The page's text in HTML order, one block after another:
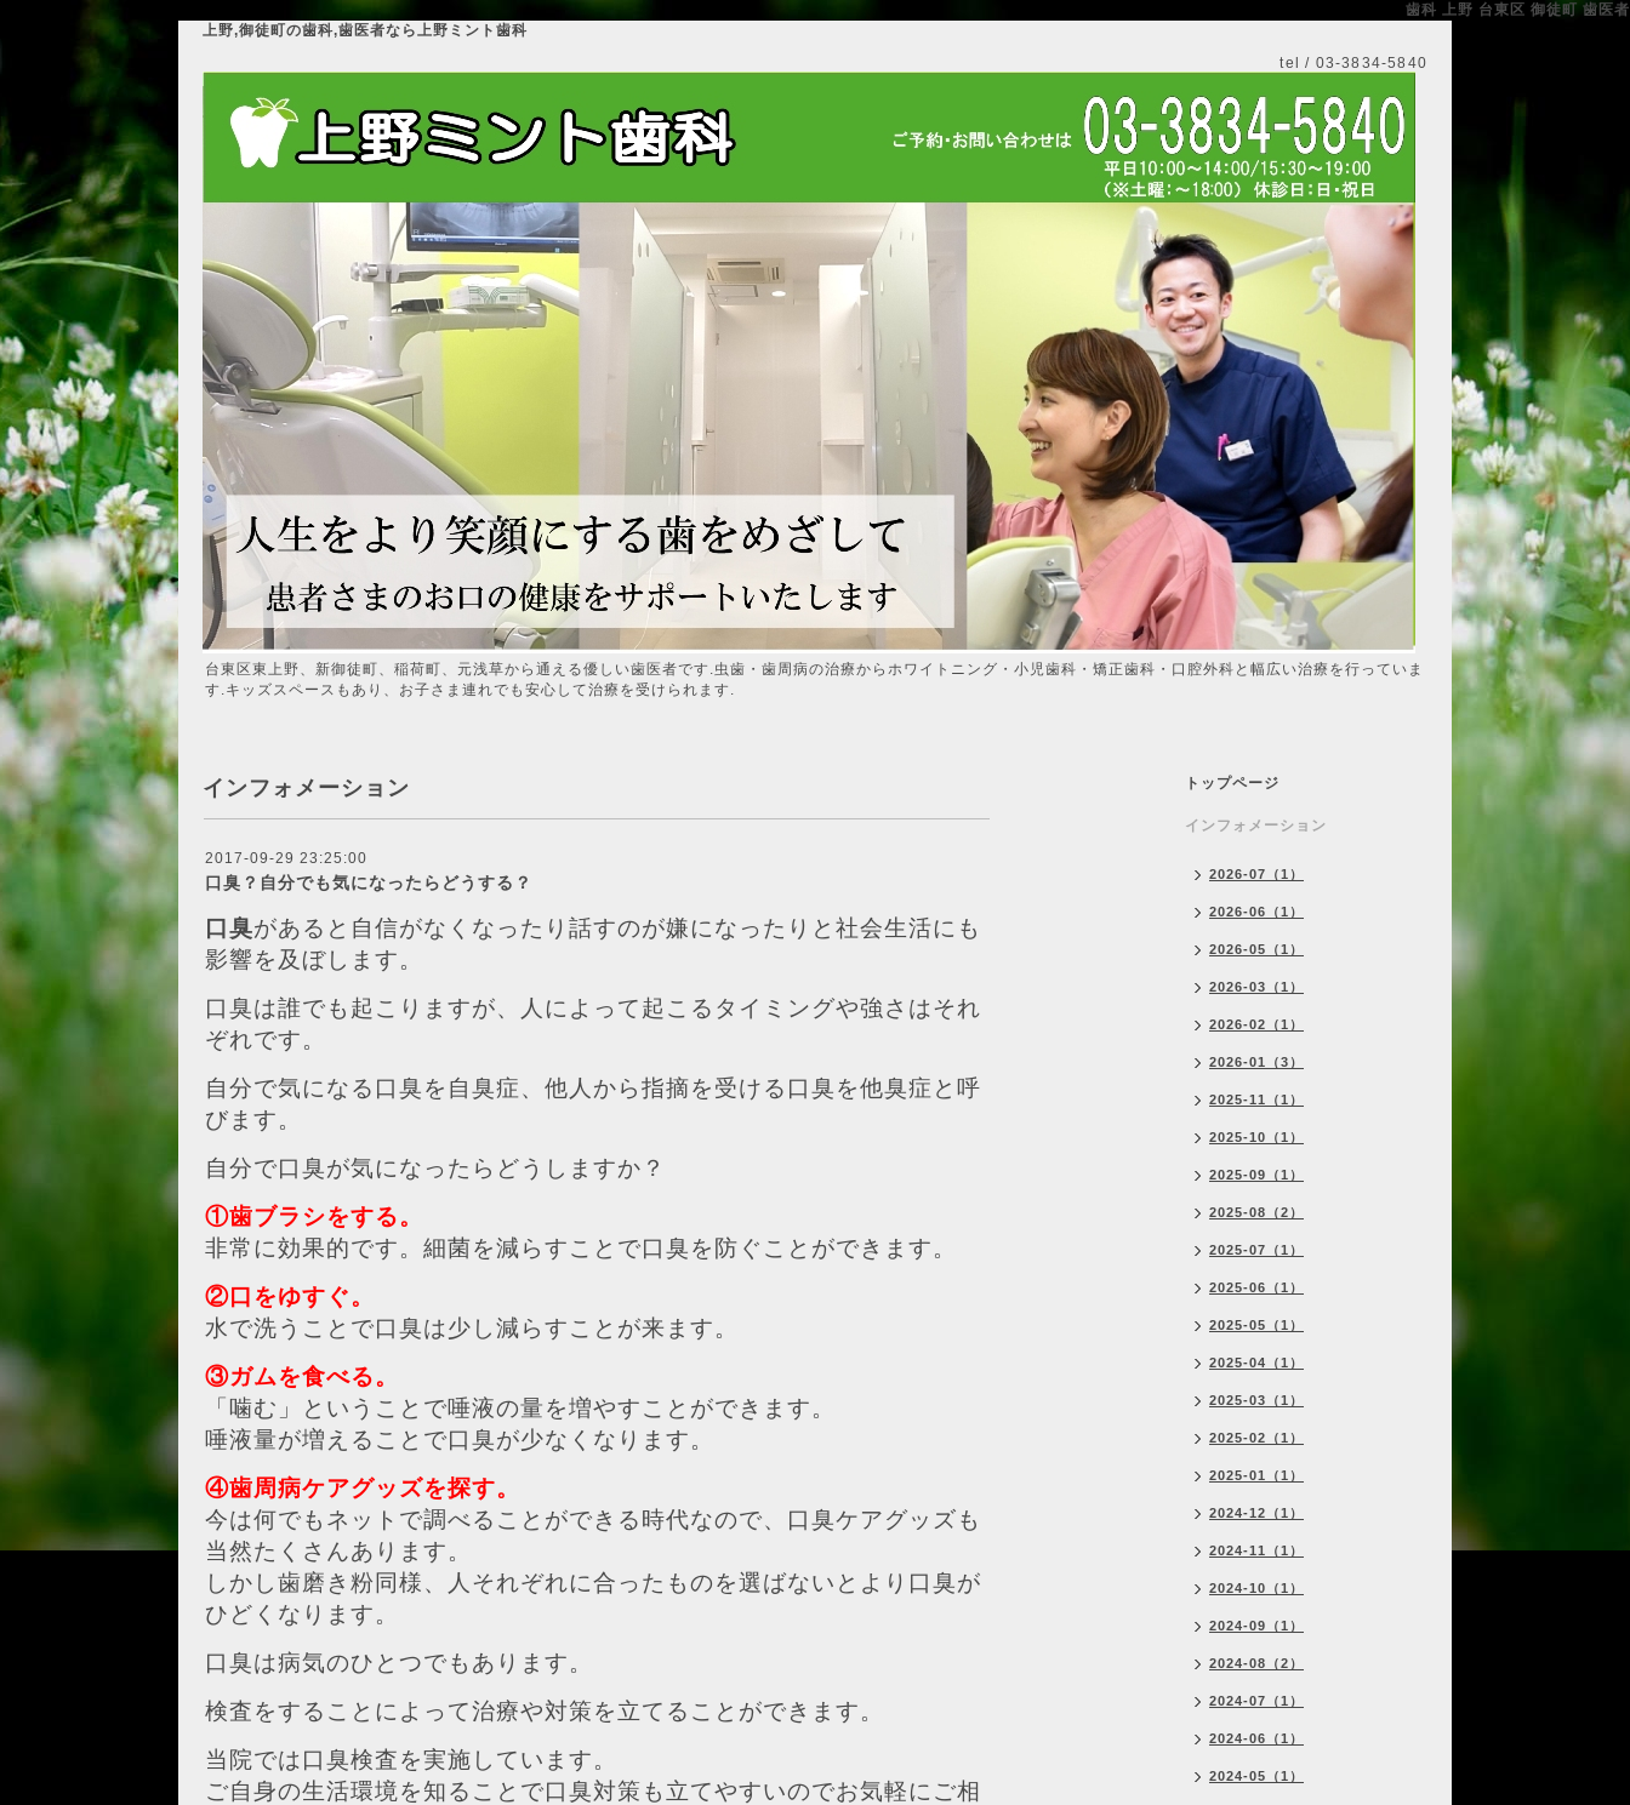
歯科 上野 台東区 御徒町 歯医者
上野,御徒町の歯科,歯医者なら上野ミント歯科
tel / 03-3834-5840
台東区東上野、新御徒町、稲荷町、元浅草から通える優しい歯医者です.虫歯・歯周病の治療からホワイトニング・小児歯科・矯正歯科・口腔外科と幅広い治療を行っていま
す.キッズスペースもあり、お子さま連れでも安心して治療を受けられます.
インフォメーション
2017-09-29 23:25:00
口臭？自分でも気になったらどうする？
口臭があると自信がなくなったり話すのが嫌になったりと社会生活にも
影響を及ぼします。
口臭は誰でも起こりますが、人によって起こるタイミングや強さはそれ
ぞれです。
自分で気になる口臭を自臭症、他人から指摘を受ける口臭を他臭症と呼
びます。
自分で口臭が気になったらどうしますか？
①歯ブラシをする。
非常に効果的です。細菌を減らすことで口臭を防ぐことができます。
②口をゆすぐ。
水で洗うことで口臭は少し減らすことが来ます。
③ガムを食べる。
「噛む」ということで唾液の量を増やすことができます。
唾液量が増えることで口臭が少なくなります。
④歯周病ケアグッズを探す。
今は何でもネットで調べることができる時代なので、口臭ケアグッズも
当然たくさんあります。
しかし歯磨き粉同様、人それぞれに合ったものを選ばないとより口臭が
ひどくなります。
口臭は病気のひとつでもあります。
検査をすることによって治療や対策を立てることができます。
当院では口臭検査を実施しています。
ご自身の生活環境を知ることで口臭対策も立てやすいのでお気軽にご相
トップページ
インフォメーション
2026-07（1）
2026-06（1）
2026-05（1）
2026-03（1）
2026-02（1）
2026-01（3）
2025-11（1）
2025-10（1）
2025-09（1）
2025-08（2）
2025-07（1）
2025-06（1）
2025-05（1）
2025-04（1）
2025-03（1）
2025-02（1）
2025-01（1）
2024-12（1）
2024-11（1）
2024-10（1）
2024-09（1）
2024-08（2）
2024-07（1）
2024-06（1）
2024-05（1）